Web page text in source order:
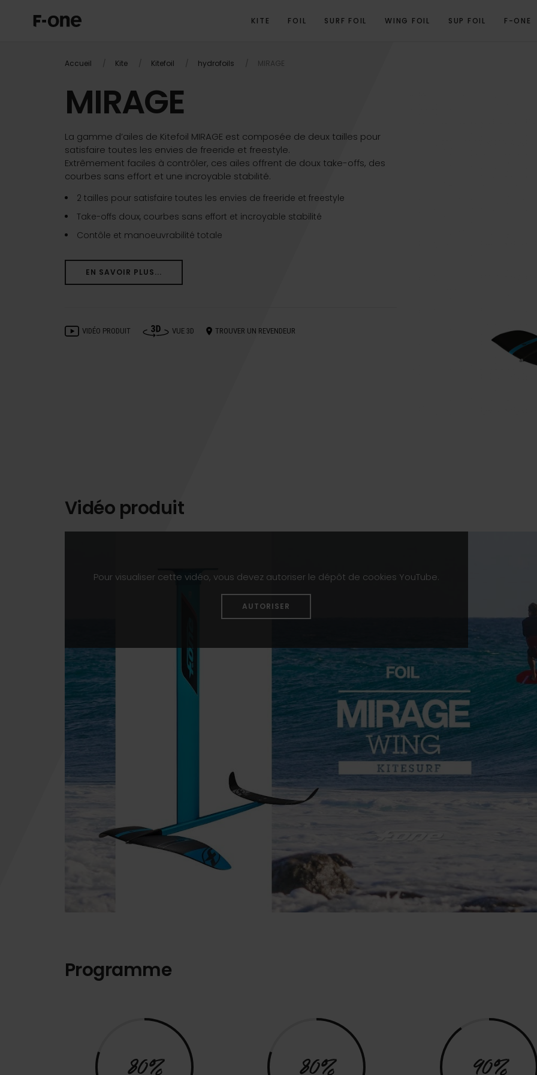
KITE FOIL SURF FOIL WING FOIL SUP FOIL F-ONE
Accueil Kite Kitefoil hydrofoils MIRAGE
VIDÉO PRODUIT PROGRAMME SPÉCIFICATIONS TECHNIQUES VUE 3D
MIRAGE
La gamme d’ailes de Kitefoil MIRAGE est composée de deux tailles pour
satisfaire toutes les envies de freeride et freestyle.
Extrêmement faciles à contrôler, ces ailes offrent de doux take-offs, des
courbes sans effort et une incroyable stabilité.
2 tailles pour satisfaire toutes les envies de freeride et freestyle
Take-offs doux, courbes sans effort et incroyable stabilité
Contôle et manoeuvrabilité totale
EN SAVOIR PLUS...
VIDÉO PRODUIT VUE 3D TROUVER UN REVENDEUR
Vidéo produit
Pour visualiser cette vidéo, vous devez autoriser le dépôt de cookies YouTube.
AUTORISER
Programme
80% 80% 90%